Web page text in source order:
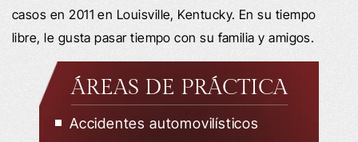
casos en 2011 en Louisville, Kentucky. En su tiempo
libre, le gusta pasar tiempo con su familia y amigos.
ÁREAS DE PRÁCTICA
Accidentes automovilísticos